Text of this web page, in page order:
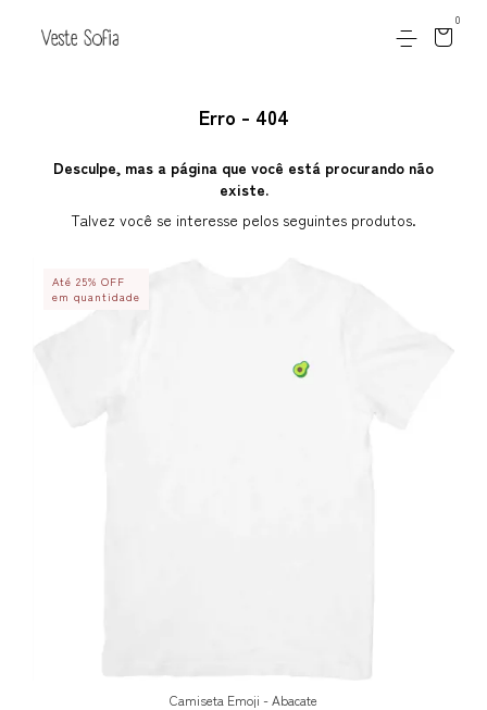
0
Erro - 404
Desculpe, mas a página que você está procurando não
existe.
Talvez você se interesse pelos seguintes produtos.
Até 25% OFF
em quantidade
Camiseta Emoji - Abacate